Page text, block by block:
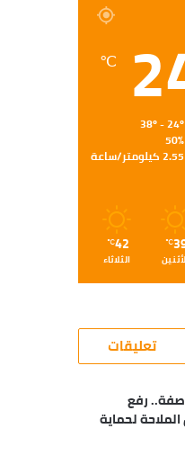
℃
50%
2.55 كيلومتر/ساعة
℃
42
℃
الثلاثاء
تعليقات
رفع
لحماية